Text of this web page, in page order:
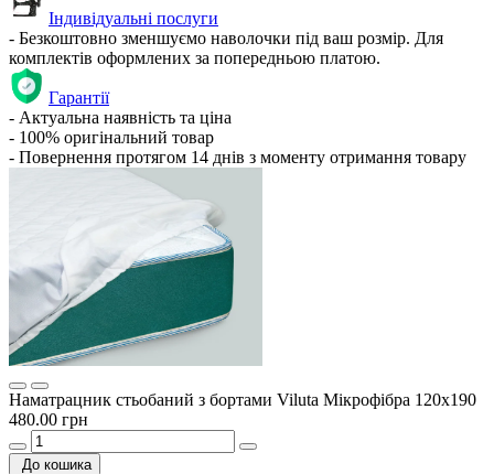
Індивідуальні послуги
- Безкоштовно зменшуємо наволочки під ваш розмір. Для
комплектів оформлених за попередньою платою.
Гарантії
- Актуальна наявність та ціна
- 100% оригінальний товар
- Повернення протягом 14 днів з моменту отримання товару
Наматрацник стьобаний з бортами Viluta Мікрофібра 120х190
480.00 грн
До кошика